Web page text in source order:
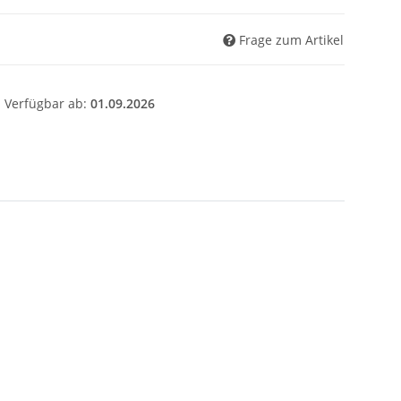
Frage zum Artikel
Verfügbar ab: 01.09.2026